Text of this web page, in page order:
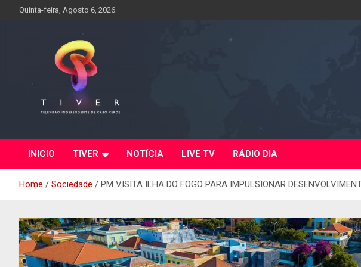
Quinta-feira, Agosto 6, 2026
INICIO TIVER NOTÍCIA LIVE TV RÁDIO DIA
Home Sociedade PM VISITA ILHA DO FOGO PARA IMPULSIONAR